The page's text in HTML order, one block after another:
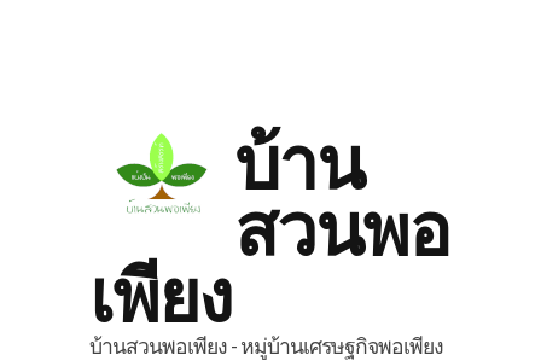
บ้าน
สวนพอ
เพียง
บ้านสวนพอเพียง - หมู่บ้านเศรษฐกิจพอเพียง